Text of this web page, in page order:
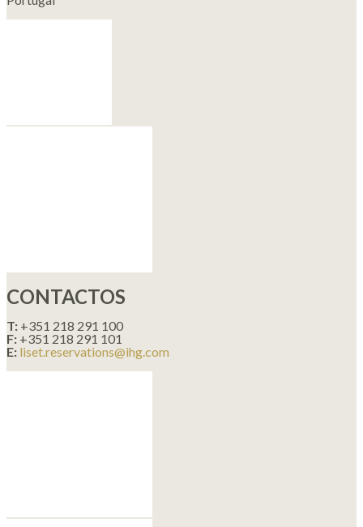
CONTACTOS
T: +351 218 291 100
F: +351 218 291 101
E: liset.reservations@ihg.com